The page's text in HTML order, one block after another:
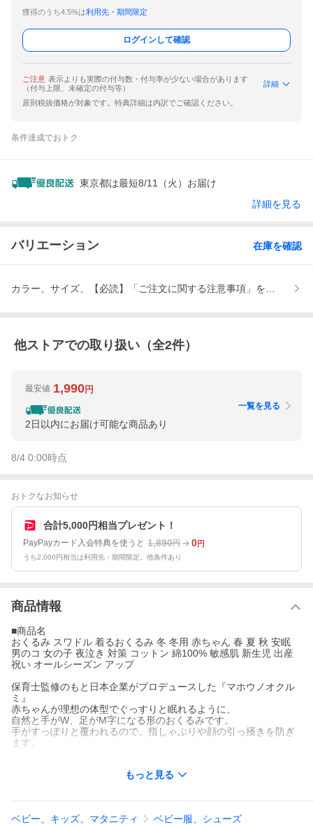
獲得のうち4.5%は利用先・期間限定
ログインして確認
ご注意 表示よりも実際の付与数・付与率が少ない場合があります
（付与上限、未確定の付与等）
詳細
原則税抜価格が対象です。特典詳細は内訳でご確認ください。
条件達成でおトク
東京都は最短8/11（火）お届け
詳細を見る
バリエーション 在庫を確認
カラー、サイズ、【必読】「ご注文に関する注意事項」をお読みく
他ストアでの取り扱い（全2件）
最安値 1,990円
2日以内にお届け可能な商品あり
一覧を見る
8/4 0:00時点
おトクなお知らせ
合計5,000円相当プレゼント！
PayPayカード入会特典を使うと 1,890円 0円
うち2,000円相当は利用先・期間限定。他条件あり
商品情報
■商品名
おくるみ スワドル 着るおくるみ 冬 冬用 赤ちゃん 春 夏 秋 安眠
男のコ 女の子 夜泣き 対策 コットン 綿100% 敏感肌 新生児 出産
祝い オールシーズン アップ
保育士監修のもと日本企業がプロデュースした『マホウノオクル
ミ』
赤ちゃんが理想の体型でぐっすりと眠れるように、
自然と手がW、足がM字になる形のおくるみです。
手がすっぽりと覆われるので、指しゃぶりや顔の引っ掻きを防ぎ
ます。
ピンク イエロー ブルー オヤツ クマサン キョウリュウサン ホシ
【S】メッシュ：丈58cm × 肩幅31cm
もっと見る
ベビー、キッズ、マタニティ ベビー服、シューズ